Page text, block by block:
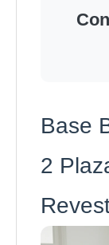
Base
2